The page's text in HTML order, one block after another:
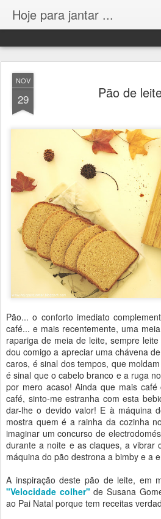
Hoje para jantar ...
NOV
29 Pão de
Pão... o conforto imediato
café... e mais recentemente, uma
rapariga de meia de leite, sempre
dou comigo a apreciar uma chávena
caros, é sinal dos tempos, que
é sinal que o cabelo branco e a ruga
por mero acaso! Ainda que mais
café, sinto-me estranha com esta
dar-lhe o devido valor! E à máquina
mostra quem é a rainha da cozinha
imaginar um concurso de
durante a noite e as claques, a vibrar
máquina do pão destrona a bimby e a
A inspiração deste pão de leite, em
"Velocidade colher" de Susana
ao Pai Natal porque tem receitas